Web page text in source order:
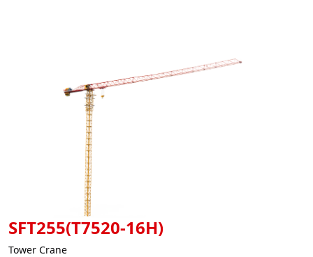
SFT255(T7520-16H)
Tower Crane